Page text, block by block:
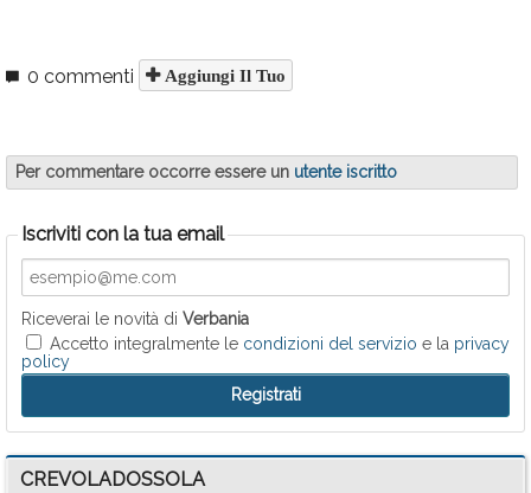
0 commenti Aggiungi Il Tuo
Per commentare occorre essere un utente iscritto
Iscriviti con la tua email
Riceverai le novità di Verbania
Accetto integralmente le condizioni del servizio e la privacy
policy
CREVOLADOSSOLA